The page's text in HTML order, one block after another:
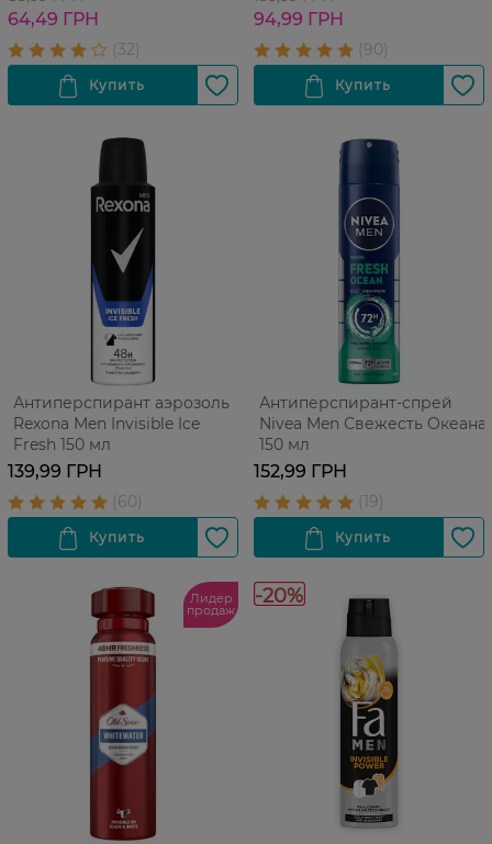
64,49 ГРН 94,99 ГРН
Антиперспирант аэрозоль
Rexona Men Invisible Ice
Fresh 150 мл
139,99 ГРН
Антиперспирант-спрей
Nivea Men Свежесть Океана
150 мл
152,99 ГРН
Лидер
продаж
-20%